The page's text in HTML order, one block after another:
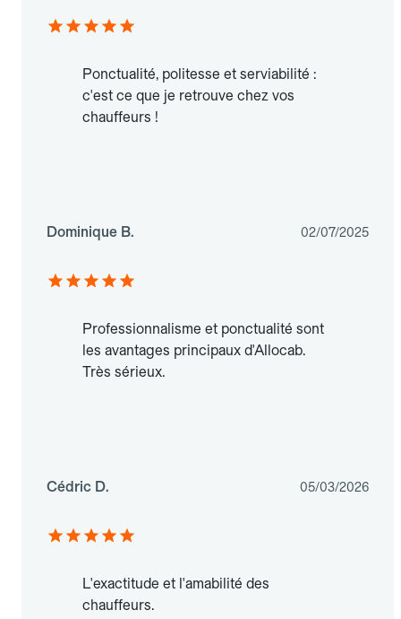
Ponctualité, politesse et serviabilité :
c'est ce que je retrouve chez vos
chauffeurs !
Dominique B. 02/07/2025
Professionnalisme et ponctualité sont
les avantages principaux d'Allocab.
Très sérieux.
Cédric D. 05/03/2026
L'exactitude et l'amabilité des
chauffeurs.